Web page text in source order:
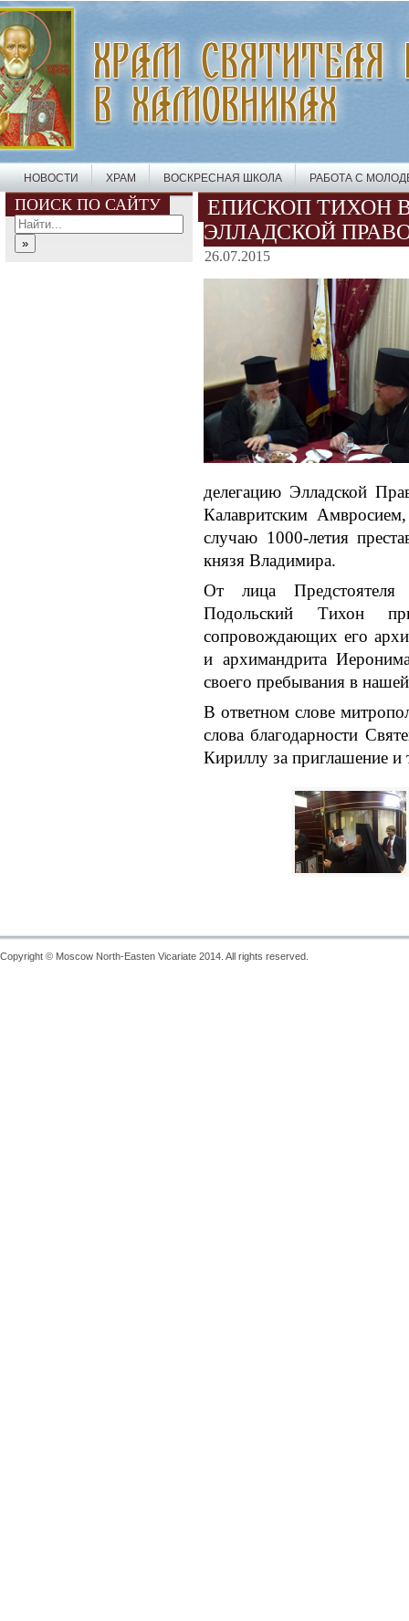
НОВОСТИ ХРАМ ВОСКРЕСНАЯ ШКОЛА РАБОТА С
ПОИСК ПО САЙТУ
ЕПИСКОП ТИХОН
ЭЛЛАДСКОЙ
26.07.2015
делегацию Элладской
Калавритским
случаю 1000-летия
князя Владимира.
От лица Предстоятеля
Подольский Тихон
сопровождающих его
и архимандрита
своего пребывания в
В ответном слове
слова благодарности
Кириллу за приглашение и
Copyright © Moscow North-Easten Vicariate 2014. All rights reserved.